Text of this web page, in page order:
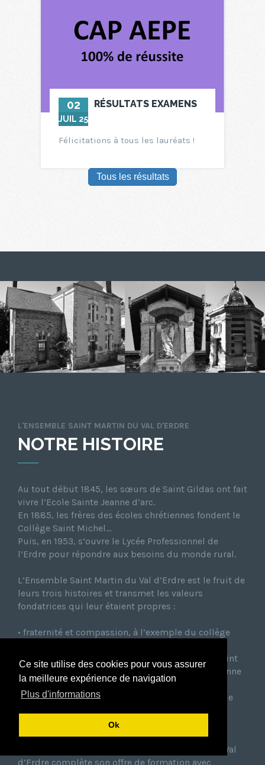
Ce site utilise des cookies pour vous assurer
la meilleure expérience de navigation
Plus d'informations
Ok
02
JUIL 25
RÉSULTATS EXAMENS
Félicitations à tous les lauréats !
Tous les résultats
L'ENSEMBLE SAINT MARTIN DU VAL D'ERDRE
NOTRE HISTOIRE
Au tout début 1845, les sœurs de Saint Gildas ont fait
vivre l’Ecole Sainte Jeanne d’arc.
En 1885, les frères des écoles chrétiennes fondent le
Collège Saint Michel…
Puis, en 1953, s’ouvre le Lycée Professionnel de
l’Erdre pour répondre aux besoins du monde rural.
L’Ensemble Saint Martin du Val d’Erdre est le fruit de
leurs trois histoires et transmet les valeurs
fondatrices qui leur étaient propres :
• fraternité et compassion, à l’exemple du collège
• solidarité, comme lorsqu’en 1940, le collège Saint
Michel accueillit les enfants de l’école Sainte Jeanne
d’Arc chassés de leurs locaux par les nazis,
• accueil et adaptation aux besoins spécifiques de
formation agricole en 1945.
En septembre 2014, l’Ensemble Saint Martin du Val
d’Erdre complète son offre de formation avec